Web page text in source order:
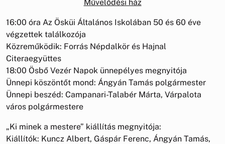
Művelődési ház
16:00 óra Az Ösküi Általános Iskolában 50 és 60 éve
végzettek találkozója
Közreműködik: Forrás Népdalkör és Hajnal
Citeraegyüttes
18:00 Ösbő Vezér Napok ünnepélyes megnyitója
Ünnepi köszöntőt mond: Ángyán Tamás polgármester
Ünnepi beszéd: Campanari-Talabér Márta, Várpalota
város polgármestere
„Ki minek a mestere” kiállítás megnyitója:
Kiállítók: Kuncz Albert, Gáspár Ferenc, Ángyán Tamás,